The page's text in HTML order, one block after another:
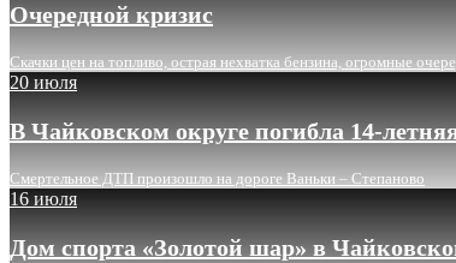
Очередной кризис
Скачки цен на топливо, острая нехватка бензина, огромные
20 июля
В Чайковском округе погибла 14-
Смертельное ДТП произошло на дороге Ваньки – Степаново
16 июля
Дом спорта «Золотой шар» в